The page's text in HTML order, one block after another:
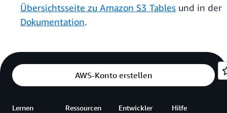
Übersichtsseite zu Amazon S3 Tables und in der
Dokumentation.
AWS-Konto erstellen
Lernen Ressourcen Entwickler Hilfe